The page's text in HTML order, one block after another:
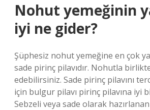
Nohut yemeğinin
iyi ne gider?
Şüphesiz nohut yemeğine en çok
sade pirinç pilavıdır. Nohutla
edebilirsiniz. Sade pirinç pilavını
için bulgur pilavı pirinç pilavına iyi
Sebzeli veya sade olarak